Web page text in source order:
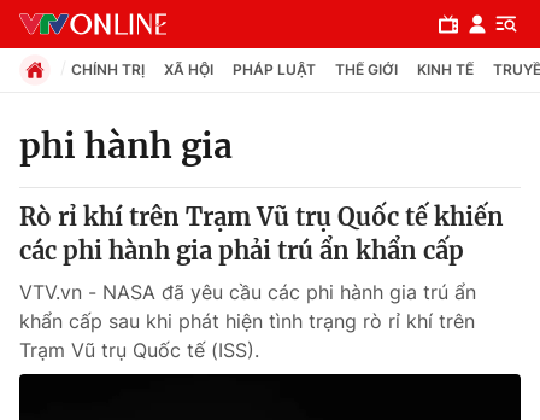
Chuyên mục
Chính trị
Xã hội
Pháp luật
CHÍNH TRỊ XÃ HỘI PHÁP LUẬT THẾ GIỚI KINH TẾ
phi hành gia
Rò rỉ khí trên Trạm Vũ trụ Quốc tế khiến
các phi hành gia phải trú ẩn khẩn cấp
VTV.vn - NASA đã yêu cầu các phi hành gia trú ẩn
khẩn cấp sau khi phát hiện tình trạng rò rỉ khí trên
Trạm Vũ trụ Quốc tế (ISS).